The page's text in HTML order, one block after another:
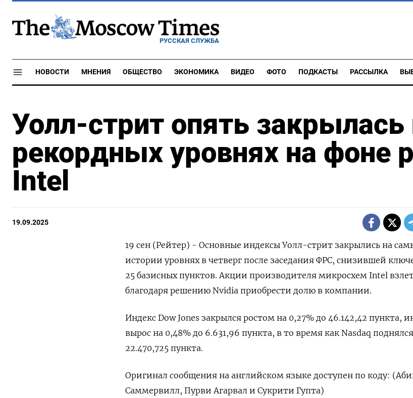
РУССКАЯ СЛУЖБА
НОВОСТИ МНЕНИЯ ОБЩЕСТВО ЭКОНОМИКА ВИДЕО ФОТО ПОДКАСТЫ РАССЫЛКА
Уолл-стрит опять закрылась
рекордных уровнях на фоне
Intel
19.09.2025
19 сен (Рейтер) - Основные индексы Уолл-стрит закрылись на
истории уровнях в четверг после заседания ФРС, снизившей
25 базисных пунктов. Акции производителя микросхем Intel
благодаря решению Nvidia приобрести долю в компании.
Индекс Dow Jones закрылся ростом на 0,27% до 46.142,42 пункта,
вырос на 0,48% до 6.631,96 пункта​, в то время как ​Nasdaq
22.470,725 пункта​.
Оригинал сообщения на английском языке доступен по коду:
Саммервилл, Пурви Агарвал и Сукрити Гупта)